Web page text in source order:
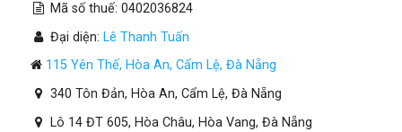
Mã số thuế: 0402036824
Đại diện: Lê Thanh Tuấn
115 Yên Thế, Hòa An, Cẩm Lệ, Đà Nẵng
340 Tôn Đản, Hòa An, Cẩm Lệ, Đà Nẵng
Lô 14 ĐT 605, Hòa Châu, Hòa Vang, Đà Nẵng